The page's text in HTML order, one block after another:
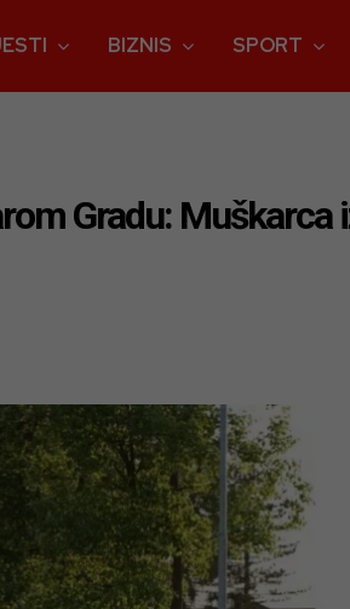
BIZNIS SPORT
Gradu: